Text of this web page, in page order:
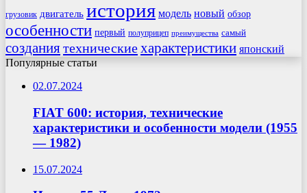
грузовик двигатель история модель новый обзор
особенности первый полуприцеп преимущества самый
созданиятехническиехарактеристики японский
Популярные статьи
02.07.2024
FIAT 600: история, технические
характеристики и особенности модели (1955
— 1982)
15.07.2024